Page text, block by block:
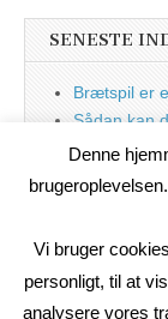
SENESTE
Brætspil er
Sådan kan
tricks til at
Nu med blog
Denne
Vi bruger
personligt, til at
analysere vores